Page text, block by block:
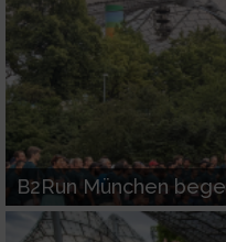
B2Run München